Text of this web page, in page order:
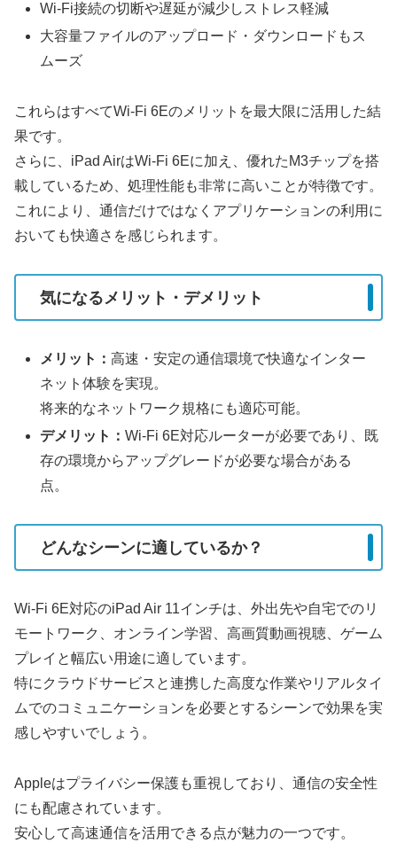
Wi-Fi接続の切断や遅延が減少しストレス軽減
大容量ファイルのアップロード・ダウンロードもス
ムーズ
これらはすべてWi-Fi 6Eのメリットを最大限に活用した結
果です。
さらに、iPad AirはWi-Fi 6Eに加え、優れたM3チップを搭
載しているため、処理性能も非常に高いことが特徴です。
これにより、通信だけではなくアプリケーションの利用に
おいても快適さを感じられます。
気になるメリット・デメリット
メリット：高速・安定の通信環境で快適なインター
ネット体験を実現。
将来的なネットワーク規格にも適応可能。
デメリット：Wi-Fi 6E対応ルーターが必要であり、既
存の環境からアップグレードが必要な場合がある
点。
どんなシーンに適しているか？
Wi-Fi 6E対応のiPad Air 11インチは、外出先や自宅でのリ
モートワーク、オンライン学習、高画質動画視聴、ゲーム
プレイと幅広い用途に適しています。
特にクラウドサービスと連携した高度な作業やリアルタイ
ムでのコミュニケーションを必要とするシーンで効果を実
感しやすいでしょう。
Appleはプライバシー保護も重視しており、通信の安全性
にも配慮されています。
安心して高速通信を活用できる点が魅力の一つです。